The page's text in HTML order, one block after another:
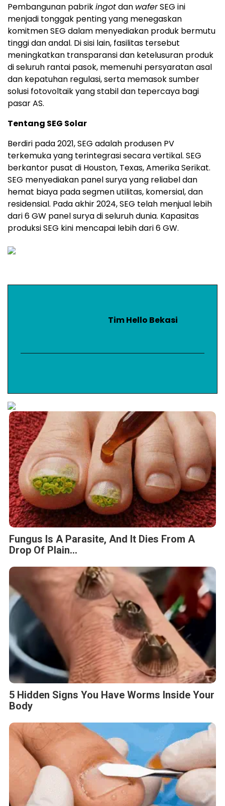
Pembangunan pabrikingotdan waferSEG ini
menjadi tonggak penting yang menegaskan
komitmen SEG dalam menyediakan produk bermutu
tinggi dan andal. Di sisi lain, fasilitas tersebut
meningkatkan transparansi dan ketelusuran produk
di seluruh rantai pasok, memenuhi persyaratan asal
dan kepatuhan regulasi, serta memasok sumber
solusi fotovoltaik yang stabil dan tepercaya bagi
pasar AS.
Tentang SEG Solar
Berdiri pada 2021, SEG adalah produsen PV
terkemuka yang terintegrasi secara vertikal. SEG
berkantor pusat di Houston, Texas, Amerika Serikat.
SEG menyediakan panel surya yang reliabel dan
hemat biaya pada segmen utilitas, komersial, dan
residensial. Pada akhir 2024, SEG telah menjual lebih
dari 6 GW panel surya di seluruh dunia. Kapasitas
produksi SEG kini mencapai lebih dari 6 GW.
Tim Hello Bekasi
Fungus Is A Parasite, And It Dies From A
Drop Of Plain...
5 Hidden Signs You Have Worms Inside Your
Body